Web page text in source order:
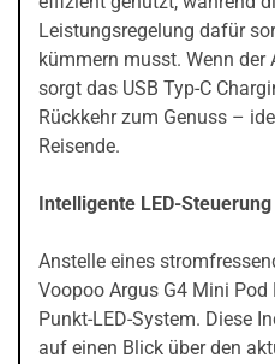
Leistungsregelung dafür
kümmern musst. Wenn der
sorgt das USB Typ-C
Rückkehr zum Genuss –
Reisende.
Intelligente LED-
Anstelle eines
Voopoo Argus G4 Mini
Punkt-LED-System. Diese
auf einen Blick über den